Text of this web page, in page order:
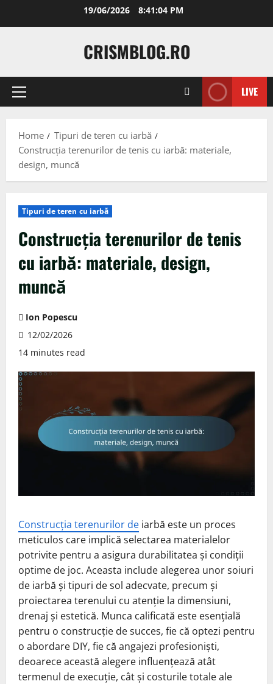
19/06/2026 8:41:05 PM
CRISMBLOG.RO
Primary
LIVE
Home
Tipuri de teren cu iarbă
Construcția terenurilor de tenis cu iarbă: materiale,
design, muncă
Tipuri de teren cu iarbă
Construcția terenurilor de tenis
cu iarbă: materiale, design,
muncă
Ion Popescu
12/02/2026
14 minutes read
Construcția terenurilor de iarbă este un proces
meticulos care implică selectarea materialelor
potrivite pentru a asigura durabilitatea și condiții
optime de joc. Aceasta include alegerea unor soiuri
de iarbă și tipuri de sol adecvate, precum și
proiectarea terenului cu atenție la dimensiuni,
drenaj și estetică. Munca calificată este esențială
pentru o construcție de succes, fie că optezi pentru
o abordare DIY, fie că angajezi profesioniști,
deoarece această alegere influențează atât
termenul de execuție, cât și costurile totale ale